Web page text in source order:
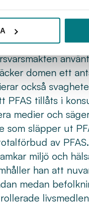
Miljö och
väntar nu en
domen ett
också
tillåts i
medier och
som släpper ut
av
miljö och
han att
medan